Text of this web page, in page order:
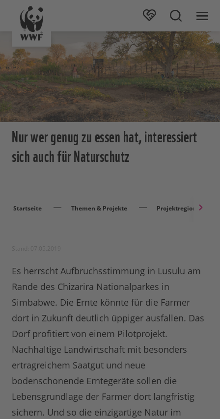
Nur wer genug zu essen hat, interessiert
sich auch für Naturschutz
Startseite Themen & Projekte Projektregionen
Es herrscht Aufbruchsstimmung in Lusulu am
Rande des Chizarira Nationalparkes in
Simbabwe. Die Ernte könnte für die Farmer
dort in Zukunft deutlich üppiger ausfallen. Das
Dorf profitiert von einem Pilotprojekt.
Nachhaltige Landwirtschaft mit besonders
ertragreichem Saatgut und neue
bodenschonende Erntegeräte sollen die
Lebensgrundlage der Farmer dort langfristig
sichern. Und so die einzigartige Natur im